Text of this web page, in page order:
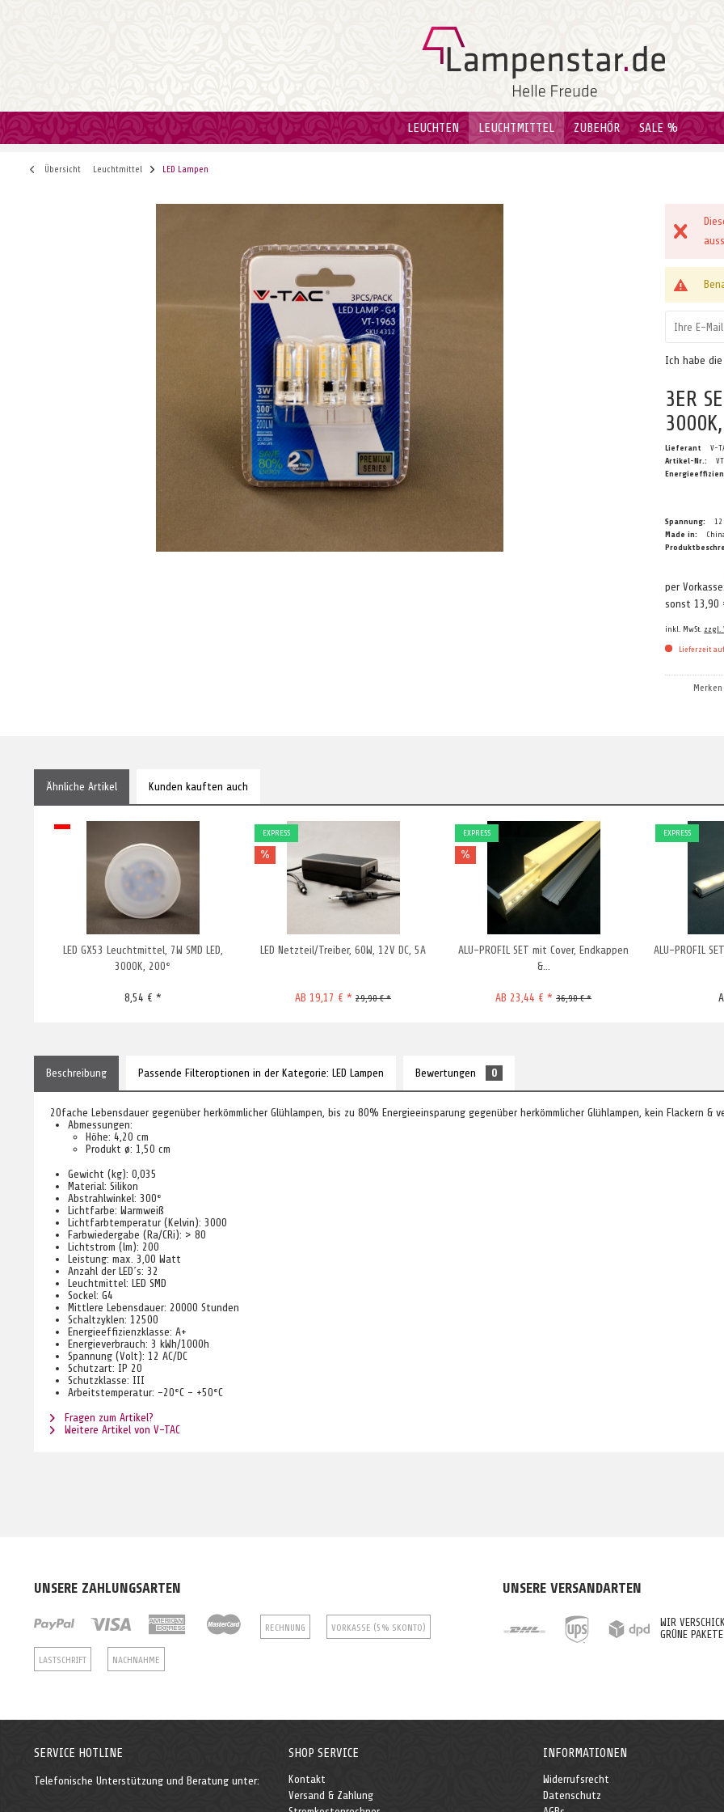
LEUCHTEN LEUCHTMITTEL ZUBEHÖR SALE %
Übersicht Leuchtmittel LED Lampen
Ich habe die
3ER
Lieferant
V-
Artikel-Nr.:
Spannung:
12
Made in:
per Vorkasse:
sonst 13,90
inkl. MwSt. zzgl.
Lieferzeit
Merken
Ähnliche Artikel Kunden kauften auch
LED GX53 Leuchtmittel, 7W SMD LED,
3000K, 200°
8,54 € *
EXPRESS
LED Netzteil/Treiber, 60W, 12V DC, 5A
AB 19,17 € * 29,90 € *
EXPRESS
ALU-PROFIL SET mit Cover, Endkappen
&...
AB 23,44 € * 36,90 € *
EXPRESS
ALU-PROFIL
Beschreibung Passende Filteroptionen in der Kategorie: LED Lampen Bewertungen 0
20fache Lebensdauer gegenüber herkömmlicher Glühlampen, bis zu 80% Energieeinsparung gegenüber herkömmlicher Glühlampen, kein Flackern &
Abmessungen:
Höhe: 4,20 cm
Produkt ø: 1,50 cm
Gewicht (kg): 0,035
Material: Silikon
Abstrahlwinkel: 300°
Lichtfarbe: Warmweiß
Lichtfarbtemperatur (Kelvin): 3000
Farbwiedergabe (Ra/CRi): > 80
Lichtstrom (lm): 200
Leistung: max. 3,00 Watt
Anzahl der LED´s: 32
Leuchtmittel: LED SMD
Sockel: G4
Mittlere Lebensdauer: 20000 Stunden
Schaltzyklen: 12500
Energieeffizienzklasse: A+
Energieverbrauch: 3 kWh/1000h
Spannung (Volt): 12 AC/DC
Schutzart: IP 20
Schutzklasse: III
Arbeitstemperatur: -20°C - +50°C
Fragen zum Artikel?
Weitere Artikel von V-TAC
UNSERE ZAHLUNGSARTEN
RECHNUNG VORKASSE (5% SKONTO)
LASTSCHRIFT NACHNAHME
UNSERE VERSANDARTEN
WIR
GRÜNE PAKETE
SERVICE HOTLINE
Telefonische Unterstützung und Beratung unter:
SHOP SERVICE
Kontakt
Versand & Zahlung
INFORMATIONEN
Widerrufsrecht
Datenschutz